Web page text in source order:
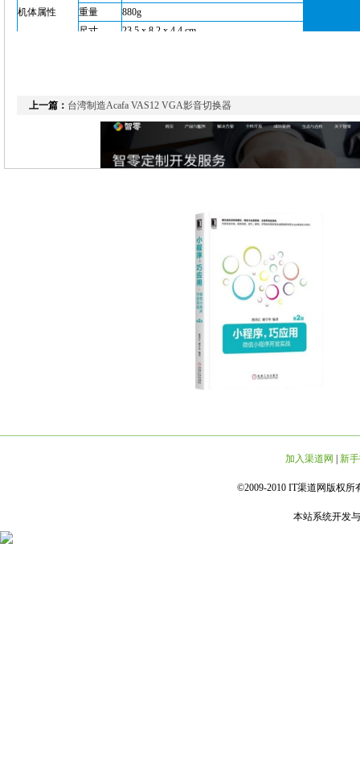
机体属性
重量
880g
尺寸
23.5 x 8.2 x 4.4 cm
上一篇： 台湾制造Acafa VAS12 VGA影音切换器
下一篇：台湾制造Acafa
加入渠道网 新
©2009-2010 IT渠道网版权所
本站系统开发